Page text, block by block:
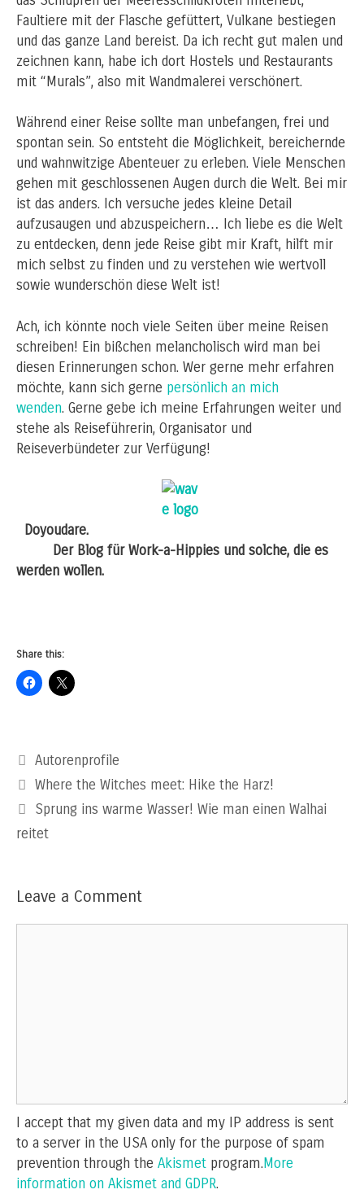
Faultiere mit der Flasche gefüttert, Vulkane bestiegen
und das ganze Land bereist. Da ich recht gut malen und
zeichnen kann, habe ich dort Hostels und Restaurants
mit “Murals”, also mit Wandmalerei verschönert.
Während einer Reise sollte man unbefangen, frei und
spontan sein. So entsteht die Möglichkeit, bereichernde
und wahnwitzige Abenteuer zu erleben. Viele Menschen
gehen mit geschlossenen Augen durch die Welt. Bei mir
ist das anders. Ich versuche jedes kleine Detail
aufzusaugen und abzuspeichern… Ich liebe es die Welt
zu entdecken, denn jede Reise gibt mir Kraft, hilft mir
mich selbst zu finden und zu verstehen wie wertvoll
sowie wunderschön diese Welt ist!
Ach, ich könnte noch viele Seiten über meine Reisen
schreiben! Ein bißchen melancholisch wird man bei
diesen Erinnerungen schon. Wer gerne mehr erfahren
möchte, kann sich gerne persönlich an mich
wenden. Gerne gebe ich meine Erfahrungen weiter und
stehe als Reiseführerin, Organisator und
Reiseverbündeter zur Verfügung!
Doyoudare.
Der Blog für Work-a-Hippies und solche, die es
werden wollen.
Share this:
Categories
Autorenprofile
Where the Witches meet: Hike the Harz!
Sprung ins warme Wasser! Wie man einen Walhai
reitet
Leave a Comment
I accept that my given data and my IP address is sent
to a server in the USA only for the purpose of spam
prevention through the Akismet program.More
information on Akismet and GDPR.